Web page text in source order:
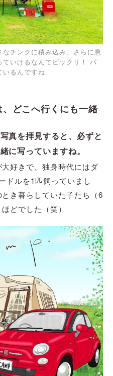
チンクに積み込み、さらに息
いけるなんてビックリ！ パ
いるんですね
どこへ行くにも一緒
真を拝見すると、必ずと
に写っていますね。
好きで、独身時代にはダ
ドルを1匹飼っていまし
き暮らしていた子たち（6
どでした（笑）